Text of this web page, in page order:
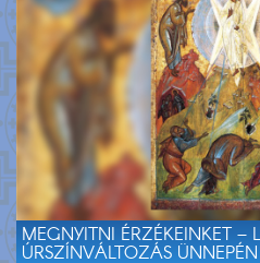
MEGNYITNI ÉRZÉKEINKET –
ÚRSZÍNVÁLTOZÁS ÜNNEPÉN